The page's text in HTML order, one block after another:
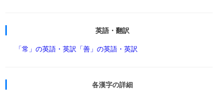
英語・翻訳
「常」の英語・英訳 「善」の英語・英訳
各漢字の詳細